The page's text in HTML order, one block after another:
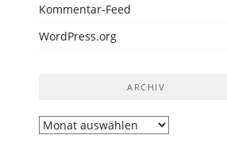
Kommentar-Feed
WordPress.org
ARCHIV
Archiv